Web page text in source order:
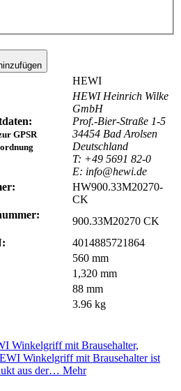
HEWI
GPSR
HEWI Heinrich Wilke
GmbH
Prof.-Bier-Straße 1-5
34454 Bad Arolsen
Deutschland
T: +49 5691 82-0
E: info@hewi.de
HW900.33M20270-
CK
900.33M20270 CK
4014885721864
560 mm
1,320 mm
88 mm
3.96 kg
Winkelgriff mit Brausehalter,
Winkelgriff mit Brausehalter ist
aus der… Mehr